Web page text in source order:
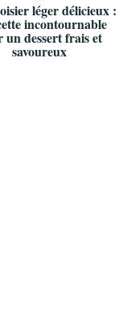
léger délicieux :
incontournable
un dessert frais et
savoureux